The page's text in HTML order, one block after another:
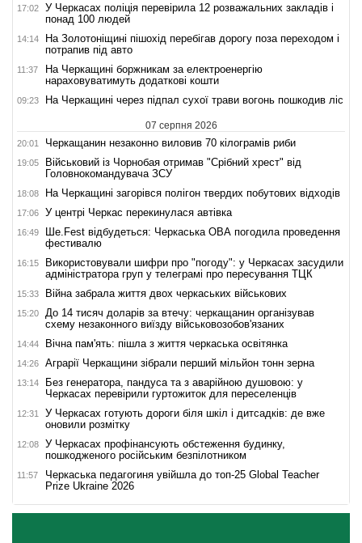
17:02
У Черкасах поліція перевірила 12 розважальних закладів і
понад 100 людей
14:14
На Золотоніщині пішохід перебігав дорогу поза переходом і
потрапив під авто
11:37
На Черкащині боржникам за електроенергію
нараховуватимуть додаткові кошти
09:23 На Черкащині через підпал сухої трави вогонь пошкодив ліс
07 серпня 2026
20:01 Черкащанин незаконно виловив 70 кілограмів риби
19:05
Військовий із Чорнобая отримав "Срібний хрест" від
Головнокомандувача ЗСУ
18:08 На Черкащині загорівся полігон твердих побутових відходів
17:06 У центрі Черкас перекинулася автівка
16:49
Ше.Fest відбудеться: Черкаська ОВА погодила проведення
фестивалю
16:15
Використовували шифри про "погоду": у Черкасах засудили
адміністратора груп у телеграмі про пересування ТЦК
15:33 Війна забрала життя двох черкаських військових
15:20
До 14 тисяч доларів за втечу: черкащанин організував
схему незаконного виїзду військовозобов'язаних
14:44 Вічна пам'ять: пішла з життя черкаська освітянка
14:26 Аграрії Черкащини зібрали перший мільйон тонн зерна
13:14
Без генератора, пандуса та з аварійною душовою: у
Черкасах перевірили гуртожиток для переселенців
12:31
У Черкасах готують дороги біля шкіл і дитсадків: де вже
оновили розмітку
12:08
У Черкасах профінансують обстеження будинку,
пошкодженого російським безпілотником
11:57
Черкаська педагогиня увійшла до топ-25 Global Teacher
Prize Ukraine 2026